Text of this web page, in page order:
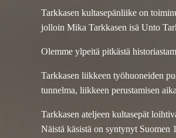
Tarkkasen kultasepänliike on
jolloin Mika Tarkkasen isä Unto
Olemme ylpeitä pitkästä
Tarkkasen liikkeen työhuoneiden
tunnelma, liikkeen perustamisen
Tarkkasen ateljeen kultasepät
Näistä käsistä on syntynyt Suomen